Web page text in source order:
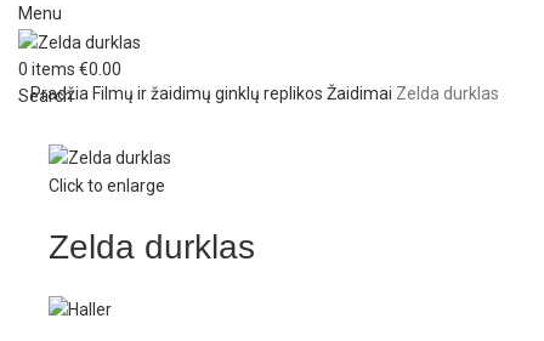
Menu
0 items €0.00
Search
Pradžia Filmų ir žaidimų ginklų replikos Žaidimai Zelda durklas
Click to enlarge
Zelda durklas